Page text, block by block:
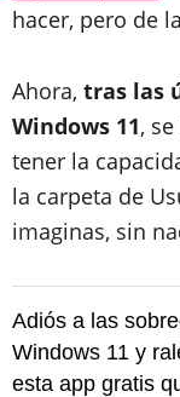
hacer, pero de
Ahora, tras las
Windows 11,
tener la
la carpeta de
imaginas, sin
Adiós a las
Windows 11 y
esta app gratis